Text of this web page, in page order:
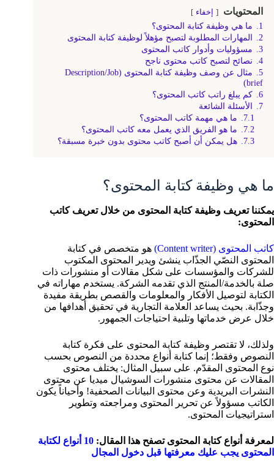
المحتويات إخفاء
1.
ما هي وظيفة كتابة المحتوى؟
2.
المهارات المطلوبة لتصبح مؤهلاً لوظيفة كتابة المحتوى
3.
مسؤوليات وأدوار كاتب المحتوى
4.
نصائح لتصبح كاتب محتوى ناجح
5.
مثال عن وصف وظيفة كتابة المحتوى (Description/Job
brief)
6.
كم يبلغ راتب كاتب المحتوى؟
7.
الأسئلة الشائعة
7.1.
ما هي مهمة كاتب المحتوى؟
7.2.
ما هو الفريق الذي يعمل معه كاتب المحتوى؟
7.3.
هل يمكن أن أصبح كاتب محتوى بدون خبرة مسبقة؟
ما هي وظيفة كتابة المحتوى؟
يمكننا تعريف وظيفة كتابة المحتوى من خلال تعريف كاتب
المحتوى:
كاتب المحتوى (Content writer)
هو متخصص في كتابة
المحتوى النصّي الجذّاب ينشئ ويدير المحتوى المكتوب
للشركات والمؤسسات على شكل مقالات أو منشورات ذات
صلة بالخدمة/المنتج الذي تقدمه الشركة. يستخدم مهاراته في
الكتابة لتوصيل الأفكار والمعلومات والقصص بطريقة مفيدة
وجذّابة. بحيث يساعد العلامة التجارية في تحقيق أهدافها من
خلال عرض خدماتها وتلبية احتياجات الجمهور.
ولذلك، لا تقتصر وظيفة كتابة المحتوى على فكرة كتابة
النصوص وفقط؛ إنما كتابة أنواع محددة من النصوص بحسب
نوع المحتوى المقدّم. على سبيل المثال: يختلف محتوى
المقالات عن محتوى منشورات السوشيال ميديا عن محتوى
النشرات البريدية وعن محتوى البيانات الصحفية! وأحياناً يكون
الكاتب مسؤولاً عن تحرير المحتوى ومراجعته وتطوير
استراتيجيات المحتوى.
لمعرفة أنواع كتابة المحتوى تصفح هذا المقال:
10 أنواع لكتابة
المحتوى يجب عليك معرفتها قبل دخول المجال